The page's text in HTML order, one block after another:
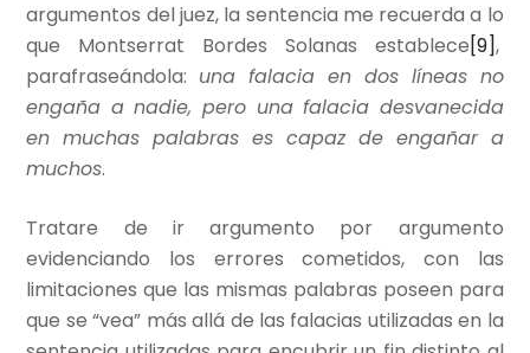
argumentos del juez, la sentencia me recuerda a lo
que Montserrat Bordes Solanas establece[9],
parafraseándola: una falacia en dos líneas no
engaña a nadie, pero una falacia desvanecida
en muchas palabras es capaz de engañar a
muchos.
Tratare de ir argumento por argumento
evidenciando los errores cometidos, con las
limitaciones que las mismas palabras poseen para
que se “vea” más allá de las falacias utilizadas en la